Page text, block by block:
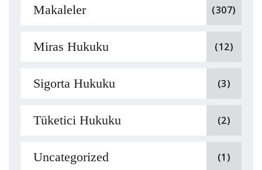
Makaleler (307)
Miras Hukuku (12)
Sigorta Hukuku (3)
Tüketici Hukuku (2)
Uncategorized (1)